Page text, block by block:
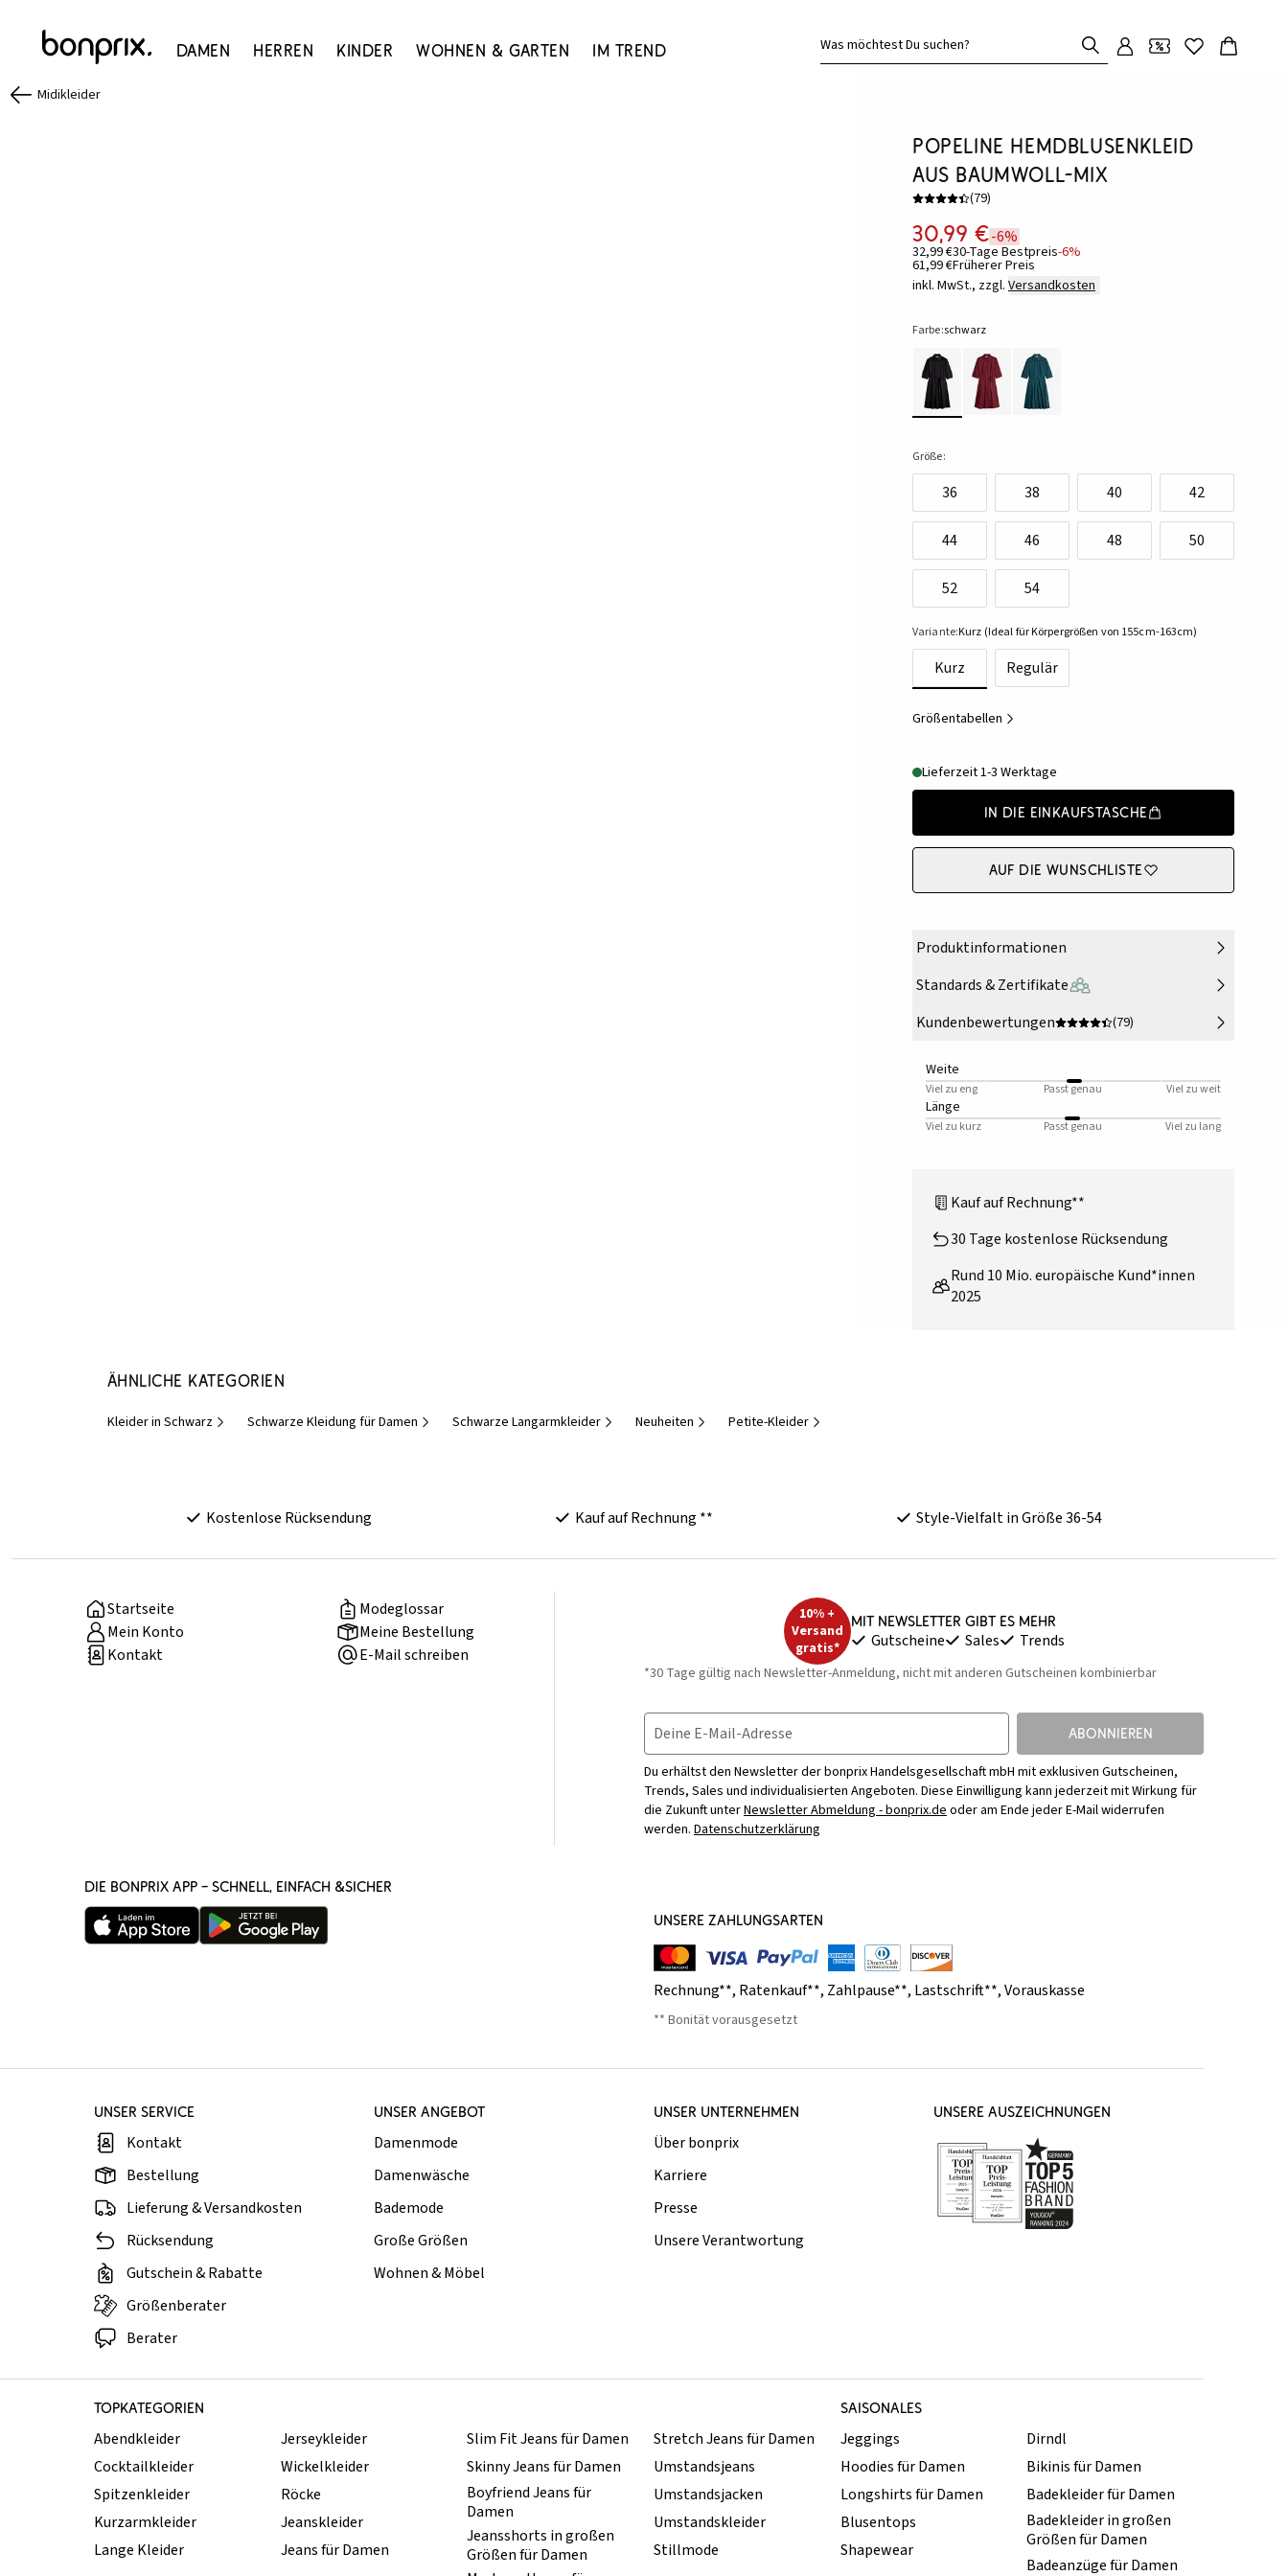
Damen Herren Kinder Wohnen & Garten Im Trend Was möchtest Du suchen?
Midikleider
Popeline Hemdblusenkleid
aus Baumwoll-Mix
(79)
30,99 €-6%
32,99 €30-Tage Bestpreis-6%
61,99 €Früherer Preis
inkl. MwSt., zzgl. Versandkosten
Farbe:schwarz
Größe:
36 38 40 42
44 46 48 50
52 54
Variante:Kurz (Ideal für Körpergrößen von 155cm-163cm)
Kurz Regulär
Größentabellen
Lieferzeit 1-3 Werktage
In die Einkaufstasche
Auf die Wunschliste
Produktinformationen
Standards & Zertifikate
Kundenbewertungen
(79)
Weite
Viel zu eng Passt genau Viel zu weit
Länge
Viel zu kurz Passt genau Viel zu lang
Kauf auf Rechnung**
30 Tage kostenlose Rücksendung
Rund 10 Mio. europäische Kund*innen
2025
Ähnliche Kategorien
Kleider in Schwarz Schwarze Kleidung für Damen Schwarze Langarmkleider Neuheiten Petite-Kleider
Kostenlose Rücksendung Kauf auf Rechnung ** Style-Vielfalt in Größe 36-54
Startseite
Modeglossar
Mein Konto
Meine Bestellung
Kontakt
E-Mail schreiben
10% +
Versand
gratis*
Mit Newsletter gibt es mehr
Gutscheine Sales Trends
*30 Tage gültig nach Newsletter-Anmeldung, nicht mit anderen Gutscheinen kombinierbar
Deine E-Mail-Adresse ABONNIEREN
Du erhältst den Newsletter der bonprix Handelsgesellschaft mbH mit exklusiven Gutscheinen,
Trends, Sales und individualisierten Angeboten. Diese Einwilligung kann jederzeit mit Wirkung für
die Zukunft unterNewsletter Abmeldung - bonprix.deoder am Ende jeder E-Mail widerrufen
werden. Datenschutzerklärung
DIE BONPRIX APP – SCHNELL, EINFACH &SICHER
UNSERE ZAHLUNGSARTEN
Rechnung**, Ratenkauf**, Zahlpause**, Lastschrift**,Vorauskasse
** Bonität vorausgesetzt
UNSER SERVICE
Kontakt
Bestellung
Lieferung & Versandkosten
Rücksendung
Gutschein & Rabatte
Größenberater
Berater
UNSER ANGEBOT
Damenmode
Damenwäsche
Bademode
Große Größen
Wohnen & Möbel
UNSER UNTERNEHMEN
Über bonprix
Karriere
Presse
Unsere Verantwortung
UNSERE AUSZEICHNUNGEN
TOPKATEGORIEN SAISONALES
Abendkleider
Cocktailkleider
Spitzenkleider
Kurzarmkleider
Lange Kleider
Jerseykleider
Wickelkleider
Röcke
Jeanskleider
Jeans für Damen
Slim Fit Jeans für Damen
Skinny Jeans für Damen
Boyfriend Jeans für
Damen
Jeansshorts in großen
Größen für Damen
Stretch Jeans für Damen
Umstandsjeans
Umstandsjacken
Umstandskleider
Stillmode
Jeggings
Hoodies für Damen
Longshirts für Damen
Blusentops
Shapewear
Dirndl
Bikinis für Damen
Badekleider für Damen
Badekleider in großen
Größen für Damen
Badeanzüge für Damen